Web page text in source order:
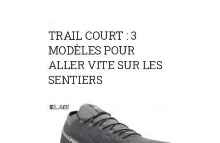
TRAIL COURT : 3
MODÈLES POUR
ALLER VITE SUR LES
SENTIERS